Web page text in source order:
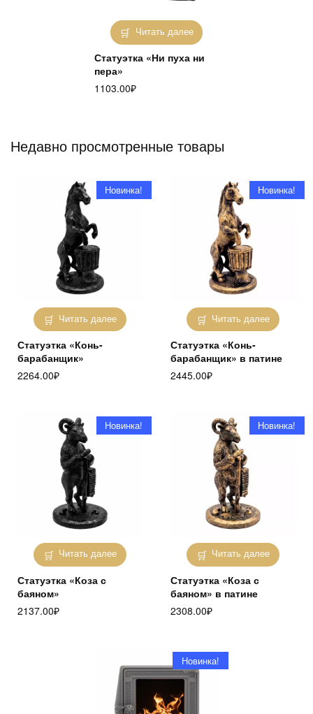
Читать далее
Статуэтка «Ни пуха ни
пера»
1103.00₽
Недавно просмотренные товары
Читать далее
Новинка!
Статуэтка «Конь-
барабанщик»
2264.00₽
Читать далее
Новинка!
Статуэтка «Конь-
барабанщик» в патине
2445.00₽
Читать далее
Новинка!
Статуэтка «Коза с
баяном»
2137.00₽
Читать далее
Новинка!
Статуэтка «Коза с
баяном» в патине
2308.00₽
Новинка!